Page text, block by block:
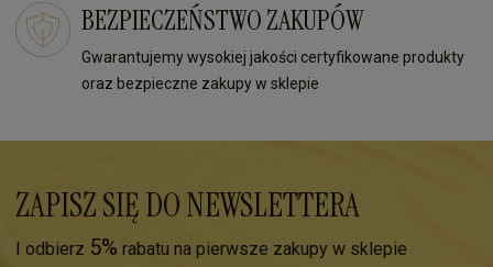
BEZPIECZEŃSTWO ZAKUPÓW
Gwarantujemy wysokiej jakości certyfikowane produkty
oraz bezpieczne zakupy w sklepie
ZAPISZ SIĘ DO NEWSLETTERA
I odbierz 5% rabatu na pierwsze zakupy w sklepie